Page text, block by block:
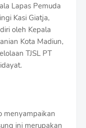
Lapas Pemuda
Kasi Giatja,
oleh Kepala
Kota Madiun,
TJSL PT
menyampaikan
ini merupakan